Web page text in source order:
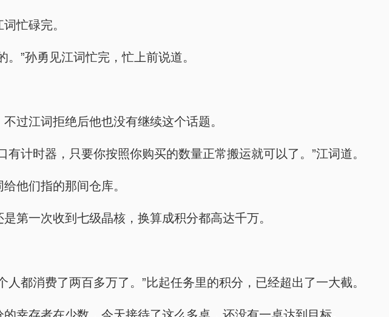
忙碌完。
”孙勇见江词忙完，忙上前说道。
过江词拒绝后他也没有继续这个话题。
计时器，只要你按照你购买的数量正常搬运就可以了。”江词道。
他们指的那间仓库。
第一次收到七级晶核，换算成积分都高达千万。
都消费了两百多万了。”比起任务里的积分，已经超出了一大截。